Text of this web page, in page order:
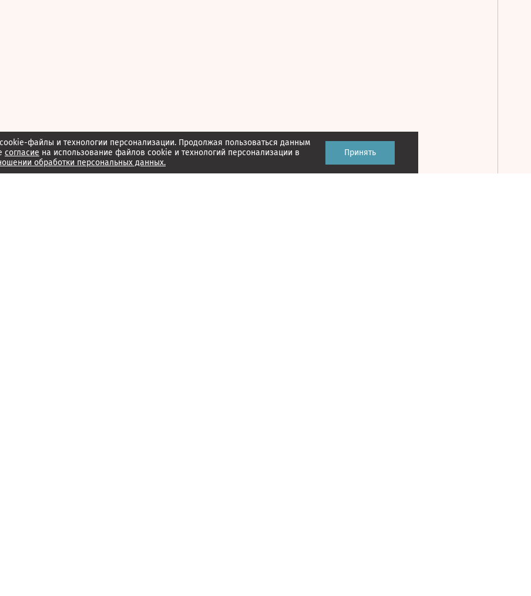
файлы и технологии персонализации. Продолжая пользоваться данным
согласие на использование файлов cookie и технологий персонализации в
обработки персональных данных.
Принять